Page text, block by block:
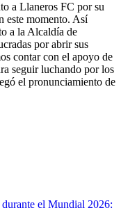
a Llaneros FC por su
este momento. Así
a la Alcaldía de
por abrir sus
contar con el apoyo de
seguir luchando por los
el pronunciamiento de
el Mundial 2026: